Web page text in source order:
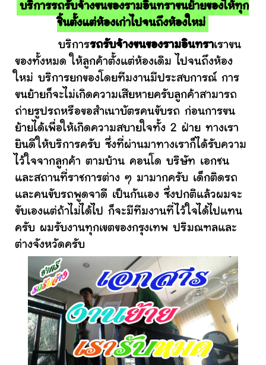
บริการรถรับจ้างขนของรามอินทราขนย้ายของให้ทุก
ชิ้นตั้งแต่ห้องเก่าไปจนถึงห้องใหม่
บริการรถรับจ้างขนของรามอินทราเราขน
ของทั้งหมด ให้ลูกค้าตั้งแต่ห้องเดิม ไปจนถึงห้อง
ใหม่ บริการยกของโดยทีมงานมีประสบการณ์ การ
ขนย้ายก็จะไม่เกิดความเสียหายครับลูกค้าสามารถ
ถ่ายรูปรถหรือขอสำเนาบัตรคนขับรถ ก่อนการขน
ย้ายได้เพื่อให้เกิดความสบายใจทั้ง 2 ฝ่าย ทางเรา
ยินดีให้บริการครับ ซึ่งที่ผ่านมาทางเราก็ได้รับความ
ไว้ใจจากลูกค้า ตามบ้าน คอนโด บริษัท เอกชน
และสถานที่ราชการต่าง ๆ มามากครับ เด็กติดรถ
และคนขับรถพูดจาดี เป็นกันเอง ซึ่งปกติแล้วผมจะ
ขับเองแต่ถ้าไม่ได้ไป ก็จะมีทีมงานที่ไว้ใจได้ไปแทน
ครับ ผมรับงานทุกเขตของกรุงเทพ ปริมณฑลและ
ต่างจังหวัดครับ